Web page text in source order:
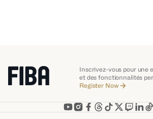
Inscrivez-vous pour une
et des fonctionnalités
Register Now